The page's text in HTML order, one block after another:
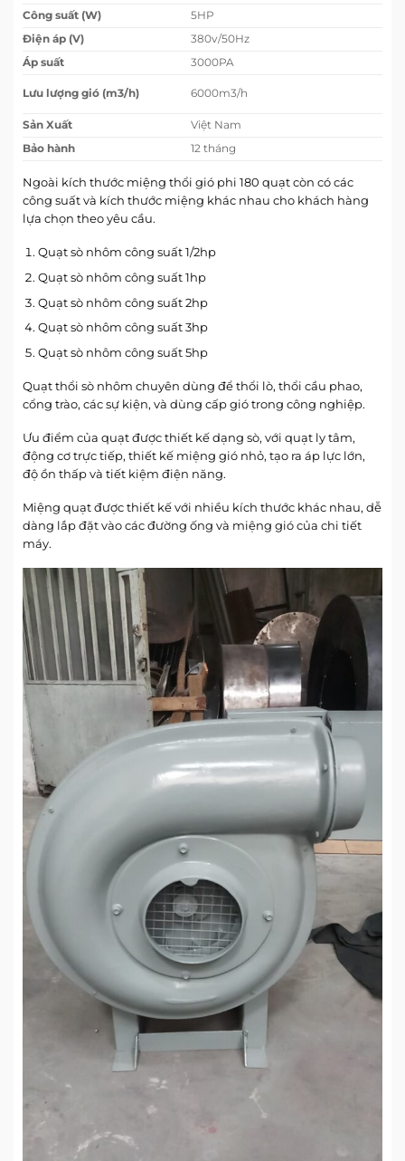
Công suất (W)
5HP
Điện áp (V)
380v/50Hz
Áp suất
3000PA
Lưu lượng gió (m3/h) 6000m3/h
Sản Xuất
Việt Nam
Bảo hành
12 tháng
Ngoài kích thước miệng thổi gió phi 180 quạt còn có các
công suất và kích thước miệng khác nhau cho khách hàng
lựa chọn theo yêu cầu.
Quạt sò nhôm công suất 1/2hp
Quạt sò nhôm công suất 1hp
Quạt sò nhôm công suất 2hp
Quạt sò nhôm công suất 3hp
Quạt sò nhôm công suất 5hp
Quạt thổi sò nhôm chuyên dùng để thổi lò, thổi cầu phao,
cổng trào, các sự kiện, và dùng cấp gió trong công nghiệp.
Ưu điểm của quạt được thiết kế dạng sò, với quạt ly tâm,
động cơ trực tiếp, thiết kế miệng gió nhỏ, tạo ra áp lực lớn,
độ ồn thấp và tiết kiệm điện năng.
Miệng quạt được thiết kế với nhiều kích thước khác nhau, dễ
dàng lắp đặt vào các đường ống và miệng gió của chi tiết
máy.